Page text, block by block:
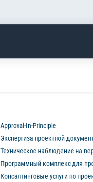
Approval-In-Principle
Экспертиза проектной
Техническое наблюдение на
Программный комплекс для
Консалтинговые услуги по